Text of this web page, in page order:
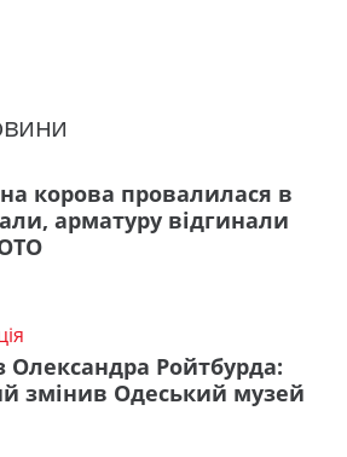
корова провалилася в
арматуру відгинали
Олександра Ройтбурда:
змінив Одеський музей